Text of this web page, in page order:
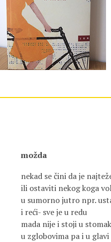
možda
nekad se čini da je
ili ostaviti nekog koga
u sumorno jutro npr.
i reći- sve je u redu
mada nije i stoji u
u zglobovima pa i u glavi